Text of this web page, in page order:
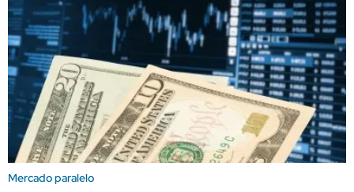
Mercado paralelo